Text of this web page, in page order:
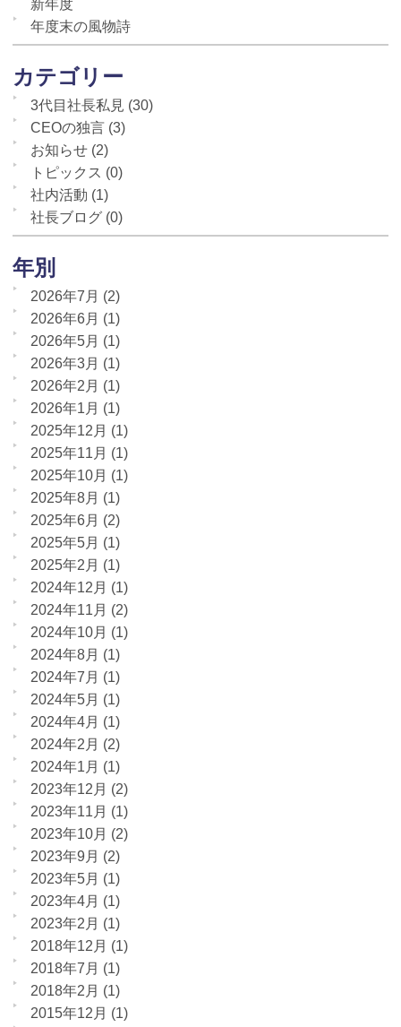
新年度
年度末の風物詩
カテゴリー
3代目社長私見 (30)
CEOの独言 (3)
お知らせ (2)
トピックス (0)
社内活動 (1)
社長ブログ (0)
年別
2026年7月 (2)
2026年6月 (1)
2026年5月 (1)
2026年3月 (1)
2026年2月 (1)
2026年1月 (1)
2025年12月 (1)
2025年11月 (1)
2025年10月 (1)
2025年8月 (1)
2025年6月 (2)
2025年5月 (1)
2025年2月 (1)
2024年12月 (1)
2024年11月 (2)
2024年10月 (1)
2024年8月 (1)
2024年7月 (1)
2024年5月 (1)
2024年4月 (1)
2024年2月 (2)
2024年1月 (1)
2023年12月 (2)
2023年11月 (1)
2023年10月 (2)
2023年9月 (2)
2023年5月 (1)
2023年4月 (1)
2023年2月 (1)
2018年12月 (1)
2018年7月 (1)
2018年2月 (1)
2015年12月 (1)